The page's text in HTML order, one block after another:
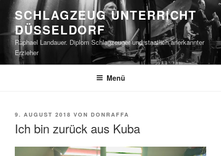
Zum
Inhalt
springen
SCHLAGZEUG UNTERRICHT
DÜSSELDORF
Raphael Landauer. Diplom Schlagzeuger und staatlich anerkannter
Erzieher
Menü
VERÖFFENTLICHT
9. AUGUST 2018 VON DONRAFFA
Ich bin zurück aus Kuba